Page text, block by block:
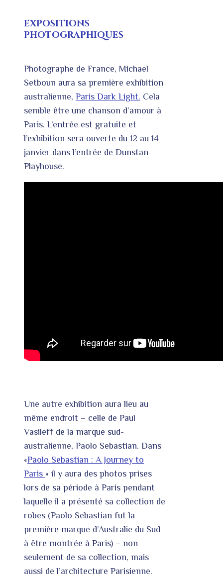
EXPOSITIONS
PHOTOGRAPHIQUES
Photographe de France, Michael
Setboun aura sa première exhibition
australienne, Paris Dark Light. Cela
semble être une chanson d’amour à
Paris. L’entrée est gratuite et
l’exhibition sera ouverte du 12 au 14
janvier dans l’entrée de Dunstan
Playhouse.
Une autre exhibition aura lieu au
même endroit – celle de Paul
Vasileff de la marque sud-
australienne, Paolo Sebastian. Dans
«Paolo Sebastian : A Journey to
Paris » il y aura des photos prises
lors de sa période à Paris pendant
laquelle il a présenté sa collection de
robes (Paolo Sebastian fut la
première marque d’Australie du Sud
à être montrée à Paris) – non
seulement de sa collection, mais
aussi de l’architecture Parisienne.